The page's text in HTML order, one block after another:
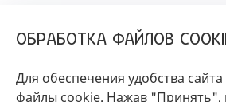
Эффективность против блох
Состав
ОБРАБОТКА ФАЙЛОВ
Для обеспечения удобства
файлы cookie. Нажав "Принять",